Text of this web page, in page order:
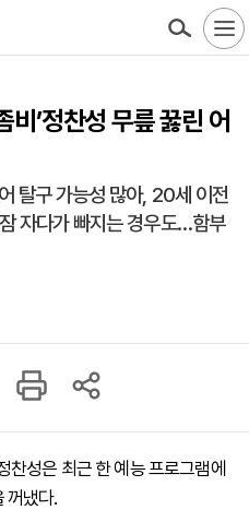
’정찬성 무릎 꿇린 어
탈구 가능성 많아, 20세 이전
자다가 빠지는 경우도…함부
찬성은 최근 한 예능 프로그램에
꺼냈다.